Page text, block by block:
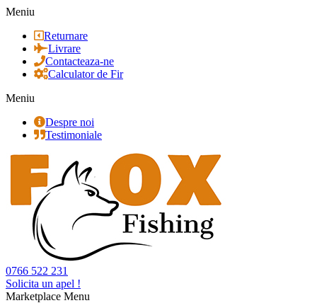
Meniu
Returnare
Livrare
Contacteaza-ne
Calculator de Fir
Meniu
Despre noi
Testimoniale
0766 522 231
Solicita un apel !
Marketplace Menu